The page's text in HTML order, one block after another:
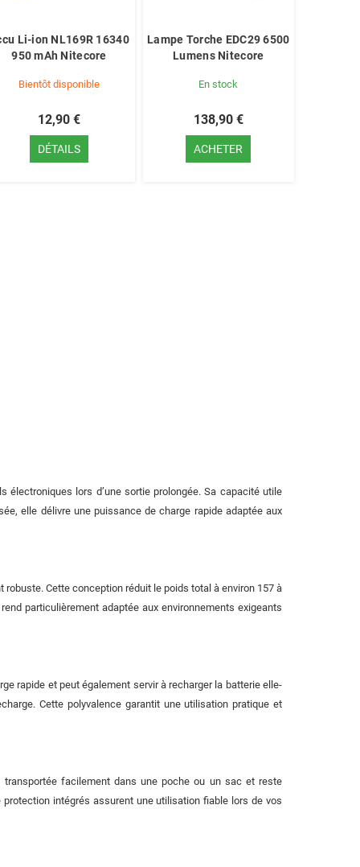
Li-ion NL169R 16340
950 mAh Nitecore
Bientôt disponible
12,90 €
DÉTAILS
Lampe Torche EDC29 6500
Lumens Nitecore
En stock
138,90 €
ACHETER
lors d’une sortie prolongée. Sa capacité utile
elle délivre une puissance de charge rapide adaptée aux
robuste. Cette conception réduit le poids total à environ 157 à
particulièrement adaptée aux environnements exigeants
rapide et peut également servir à recharger la batterie elle-
Cette polyvalence garantit une utilisation pratique et
facilement dans une poche ou un sac et reste
intégrés assurent une utilisation fiable lors de vos